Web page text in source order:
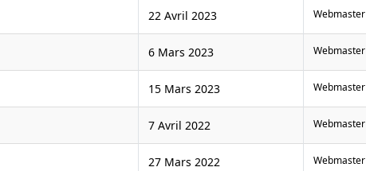
22 Avril 2023 Webmaster
6 Mars 2023 Webmaster
15 Mars 2023 Webmaster
7 Avril 2022 Webmaster
27 Mars 2022 Webmaster